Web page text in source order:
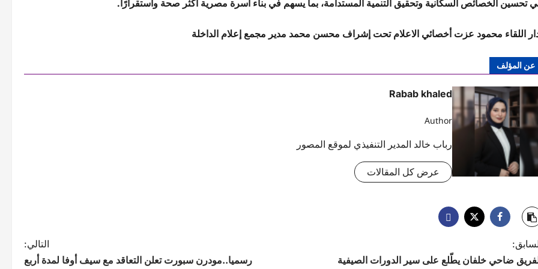
تحسين الخصائص السكانية وتحقيق التنمية المستدامة، بما يسهم في بناء أسرة مصرية أكثر صحة واستقرارًا.
اللقاء محمود عزت أخصائي الاعلام تحت إشراف محسن محمد مدير مجمع إعلام الداخلة
عن المؤلف
Rabab khaled
Author
رباب خالد المدير التنفيذي لموقع المصور
عرض كل المقالات
ضاحي خلفان يطّلع على سير الدورات الصيفية
التالي:
رسميا..مودرن سبورت تعلن التعاقد مع سيف أوفا لمدة أربع